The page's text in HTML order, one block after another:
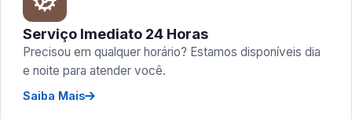
Serviço Imediato 24 Horas
Precisou em qualquer horário? Estamos disponíveis dia
e noite para atender você.
Saiba Mais